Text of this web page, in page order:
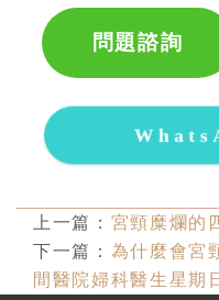
問題諮詢
上一篇： 宮頸糜爛的
下一篇： 為什麼會宮
間醫院婦科醫生星期